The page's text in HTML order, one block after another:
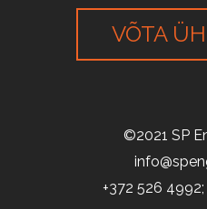
VÕTA
©2021 SP
+372 526